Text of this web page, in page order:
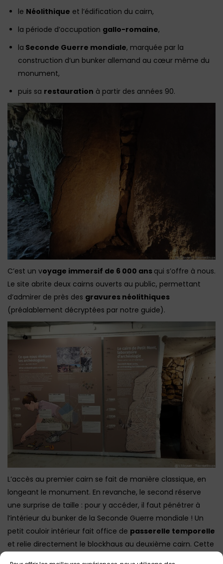
le Néolithique et l’édification du cairn,
la période d’occupation gallo-romaine,
la Seconde Guerre mondiale, marquée par la
construction d’un bunker allemand au cœur même du
monument,
puis sa restauration à partir des années 90.
C’est un voyage immersif de 6 000 ans qui s’offre à nous.
Le site abrite deux cairns ouverts au public, permettant
d’admirer de près des gravures néolithiques
(préalablement décryptées par notre guide).
L’accès au premier cairn se fait de manière classique, en
longeant le monument. En revanche, le second réserve
une surprise de taille : pour y accéder, il faut pénétrer à
l’intérieur du bunker de la Seconde Guerre mondiale ! Un
petit couloir intérieur fait office de passerelle temporelle
et relie directement le blockhaus au deuxième cairn. Cette